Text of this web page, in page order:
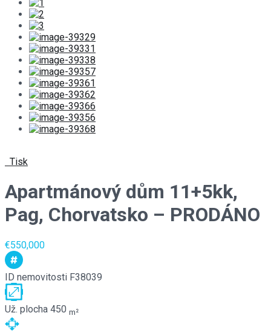
Tisk
Apartmánový dům 11+5kk,
Pag, Chorvatsko – PRODÁNO
€550,000
ID nemovitosti F38039
Už. plocha 450 m²